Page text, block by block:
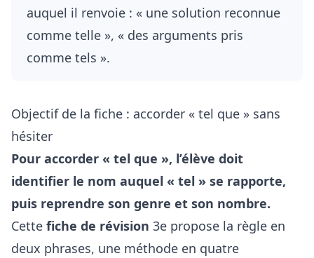
auquel il renvoie : « une solution reconnue
comme telle », « des arguments pris
comme tels ».
Objectif de la fiche : accorder « tel que » sans
hésiter
Pour accorder « tel que », l’élève doit
identifier le nom auquel « tel » se rapporte,
puis reprendre son genre et son nombre.
Cette fiche de révision 3e propose la règle en
deux phrases, une méthode en quatre